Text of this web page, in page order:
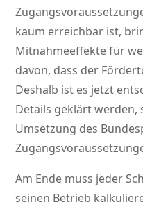
kaum erreichbar ist,
Mitnahmeeffekte für
davon, dass der
Deshalb ist es jetzt
Details geklärt werden,
Umsetzung des
Am Ende muss jeder
seinen Betrieb